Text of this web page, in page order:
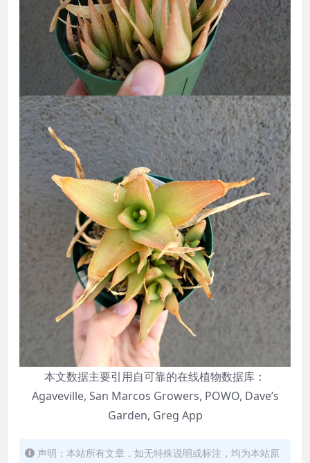
本文数据主要引用自可靠的在线植物数据库：
Agaveville, San Marcos Growers, POWO, Dave’s
Garden, Greg App
声明：本站所有文章，如无特殊说明或标注，均为本站原